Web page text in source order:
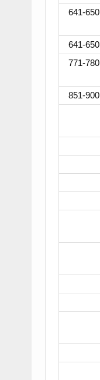
641-650
641-650
771-780
851-900